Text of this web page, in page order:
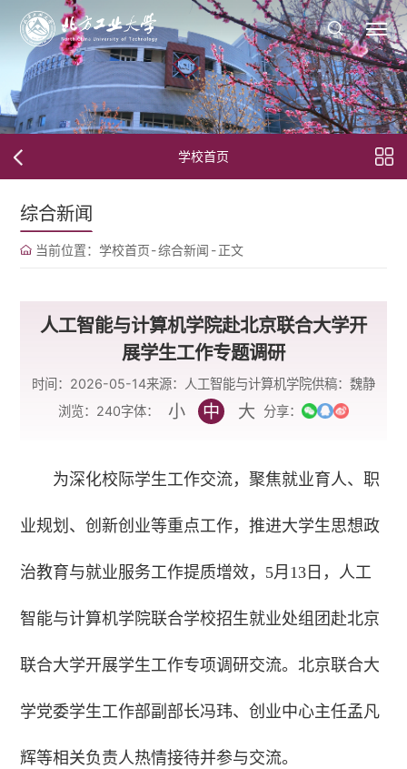
学校首页
综合新闻
当前位置： 学校首页-综合新闻 -正文
人工智能与计算机学院赴北京联合大学开
展学生工作专题调研
时间：2026-05-14来源：人工智能与计算机学院供稿：魏静
浏览： 240字体： 小 中 大 分享：
为深化校际学生工作交流，聚焦就业育人、职
业规划、创新创业等重点工作，推进大学生思想政
治教育与就业服务工作提质增效，5月13日，人工
智能与计算机学院联合学校招生就业处组团赴北京
联合大学开展学生工作专项调研交流。北京联合大
学党委学生工作部副部长冯玮、创业中心主任孟凡
辉等相关负责人热情接待并参与交流。